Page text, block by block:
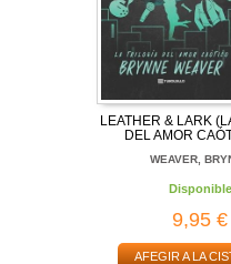
LEATHER & LARK
DEL AMOR
WEAVER,
Disponible
9,95 €
AFEGIR A LA